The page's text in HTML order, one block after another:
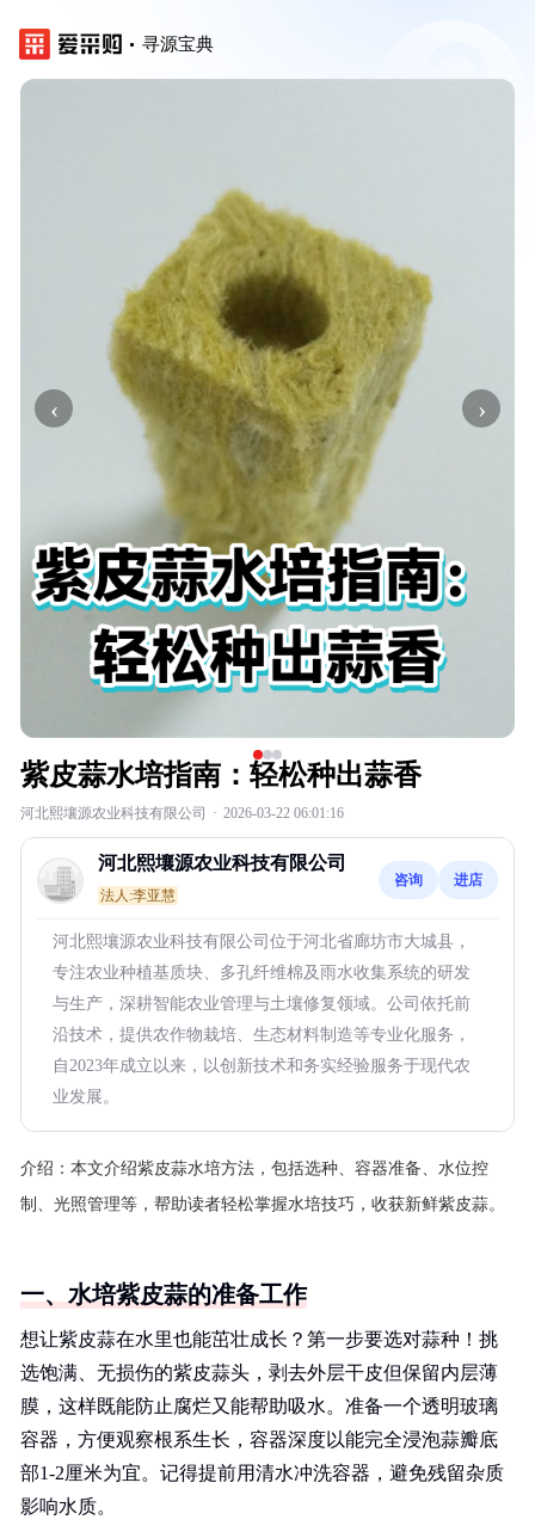
寻源宝典
‹ ›
紫皮蒜水培指南：轻松种出蒜香
河北熙壤源农业科技有限公司 · 2026-03-22 06:01:16
河北熙壤源农业科技有限公司
法人:李亚慧
咨询 进店
河北熙壤源农业科技有限公司位于河北省廊坊市大城县，
专注农业种植基质块、多孔纤维棉及雨水收集系统的研发
与生产，深耕智能农业管理与土壤修复领域。公司依托前
沿技术，提供农作物栽培、生态材料制造等专业化服务，
自2023年成立以来，以创新技术和务实经验服务于现代农
业发展。
介绍： 本文介绍紫皮蒜水培方法，包括选种、容器准备、水位控
制、光照管理等，帮助读者轻松掌握水培技巧，收获新鲜紫皮蒜。
一、水培紫皮蒜的准备工作
想让紫皮蒜在水里也能茁壮成长？第一步要选对蒜种！挑
选饱满、无损伤的紫皮蒜头，剥去外层干皮但保留内层薄
膜，这样既能防止腐烂又能帮助吸水。准备一个透明玻璃
容器，方便观察根系生长，容器深度以能完全浸泡蒜瓣底
部1-2厘米为宜。记得提前用清水冲洗容器，避免残留杂质
影响水质。